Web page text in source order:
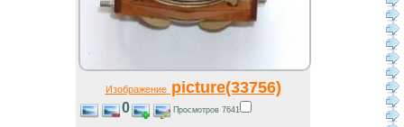
Изображениеpicture(33756)
0 Просмотров 7641